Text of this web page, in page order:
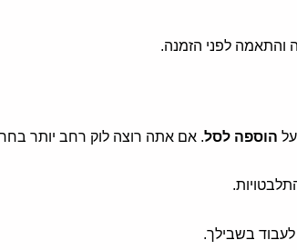
והתאמה לפני הזמנה.
הוספה לסל. אם אתה רוצה לוק רחב יותר
לעבוד בשבילך.